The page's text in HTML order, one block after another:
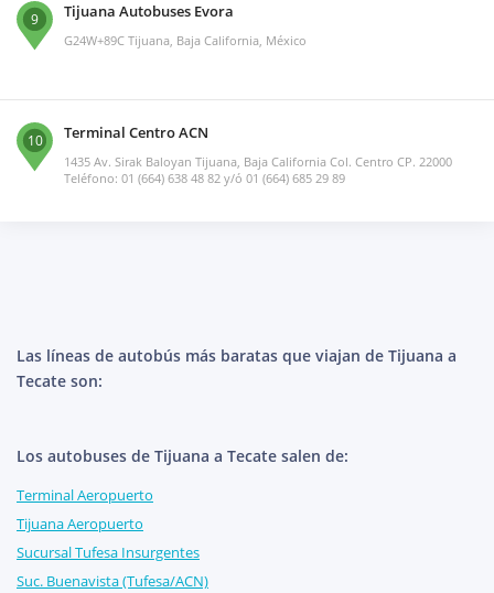
9 Tijuana Autobuses Evora
G24W+89C Tijuana, Baja California, México
10 Terminal Centro ACN
1435 Av. Sirak Baloyan Tijuana, Baja California Col. Centro CP. 22000
Teléfono: 01 (664) 638 48 82 y/ó 01 (664) 685 29 89
Las líneas de autobús más baratas que viajan de Tijuana a
Tecate son:
Los autobuses de Tijuana a Tecate salen de:
Terminal Aeropuerto
Tijuana Aeropuerto
Sucursal Tufesa Insurgentes
Suc. Buenavista (Tufesa/ACN)